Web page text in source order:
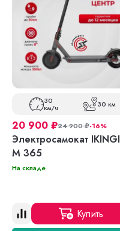
30
км/ч 30 км
20 900 ₽24 900₽-16%
Электросамокат IKINGI
M 365
На складе
Купить